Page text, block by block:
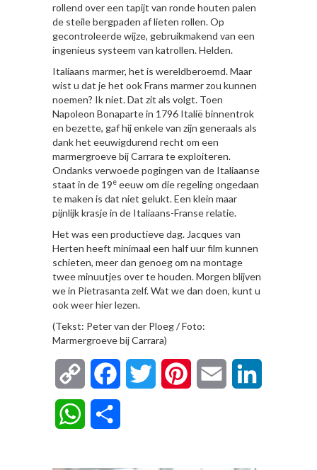
rollend over een tapijt van ronde houten palen
de steile bergpaden af lieten rollen. Op
gecontroleerde wijze, gebruikmakend van een
ingenieus systeem van katrollen. Helden.
Italiaans marmer, het is wereldberoemd. Maar
wist u dat je het ook Frans marmer zou kunnen
noemen? Ik niet. Dat zit als volgt. Toen
Napoleon Bonaparte in 1796 Italië binnentrok
en bezette, gaf hij enkele van zijn generaals als
dank het eeuwigdurend recht om een
marmergroeve bij Carrara te exploiteren.
Ondanks verwoede pogingen van de Italiaanse
staat in de 19e eeuw om die regeling ongedaan
te maken is dat niet gelukt. Een klein maar
pijnlijk krasje in de Italiaans-Franse relatie.
Het was een productieve dag. Jacques van
Herten heeft minimaal een half uur film kunnen
schieten, meer dan genoeg om na montage
twee minuutjes over te houden. Morgen blijven
we in Pietrasanta zelf. Wat we dan doen, kunt u
ook weer hier lezen.
(Tekst: Peter van der Ploeg / Foto:
Marmergroeve bij Carrara)
Copy
Link
FacebookTwitter Pinterest Email
WhatsApp